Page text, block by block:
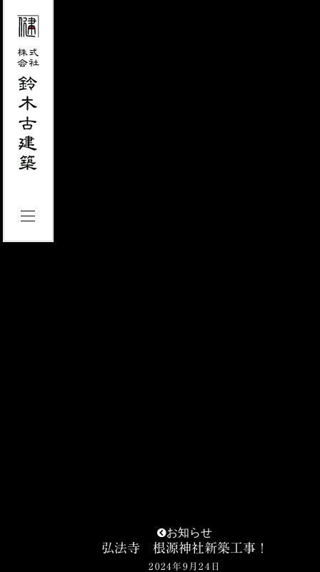
お知らせ
弘法寺 根源神社新築工事！
2024年9月24日